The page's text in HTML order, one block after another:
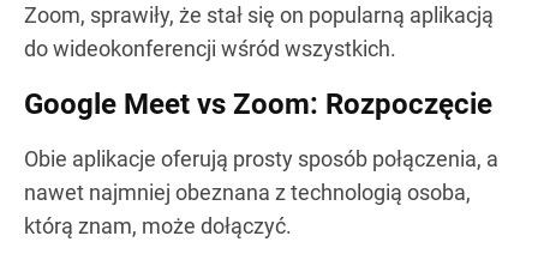
Zoom, sprawiły, że stał się on popularną aplikacją
do wideokonferencji wśród wszystkich.
Google Meet vs Zoom: Rozpoczęcie
Obie aplikacje oferują prosty sposób połączenia, a
nawet najmniej obeznana z technologią osoba,
którą znam, może dołączyć.